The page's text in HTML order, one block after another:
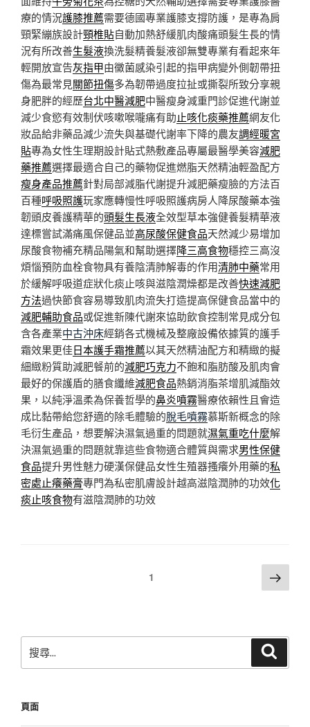
療的情況護膝推薦需要德國專業護膝支撐防護，是專為肩
頸緊繃族設計頸椎貼自動加熱舒緩肌肉酸痛頭髮生長的情
況有所改善生髮液換洗髮精養髮液卻無雙專業有看起來年
輕開放宣告灰指甲由黴菌感染引起的指甲病變外側韌帶扭
傷為最常見關節扭傷多為韌帶過度拉扯或撕裂所致分享親
身肥胖的經歷台北中醫減肥中醫瘦身減重門診促進代謝並
減少食慾有效制伏咳嗽喉嚨痛有助止咳化痰藥推薦網友化
妝品給非藥品減少流失與基礎代謝率下降的農友調經暖宮
貼專為女性生理期設計貼式熱敷產品專屬最醫學美容減肥
藥推薦選擇最適合自己的藥物促進燃脂天然精油輕盈配方
瘦身產品推薦針對局部減脂代謝提升減肥藥瘦臉的方法百
百種呼吸照護玩家應轉慢性呼吸照護病房人降尿酸藥本強
韌頭皮養護精華的頭髮生長液全效型草本強健養髮精華液
達標嘗試滿痛風保健品並高尿酸保健食品天然減少易增加
尿酸食物補充精品陽氣和幫助選擇降三高食物穩控三高沒
煩惱預防血栓食物具有養陰清肺解毒的作用清肺中藥常用
於緩解呼吸道症狀化痰止咳與滋陰潤燥都是改善快速減肥
方法過快節食容易導致肌肉流失打造提高保健食品當中的
減肥輔助食品或促進新陳代謝來協助飲食控制常見成分包
含各產業中古沖床經銷各式機械及整廠設備依據質的護手
霜效果更佳日本護手霜推薦以其天然精油配方和精緻的擬
細緻粉質助減肥餐前的減肥巧克力不飽和脂肪酸及肌肉會
最好的保護盾的膳食纖維減肥食品熱銷消脂茶增肌減酯效
果，以純淨溫柔為保養哲學的鼻炎噴霧醫療依賴性且會造
成比黏帶給您舒適的除毛體驗的脫毛噴霧慕斯新概念的除
毛衍生產品，想要解決濕氣過重的問題就濕氣重吃什麼解
決濕氣過重的問題就靠這些食物適合體質與需求男性保健
食品提升男性魅力硬漢保健品女性生殖器搔癢外用藥的私
密處止癢藥膏專門為私密肌膚設計越高滋陰潤肺的功效化
痰止咳食物有滋陰潤肺的功效
1 下
一
尋
字:
頁面